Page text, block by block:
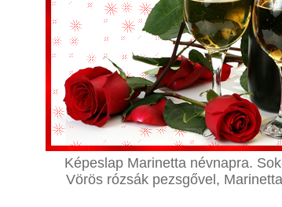
Képeslap Marinetta névnapra.
Vörös rózsák pezsgővel,